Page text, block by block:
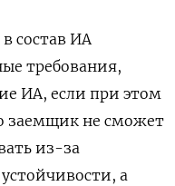
состав ИА
требования,
ИА, если при этом
заемщик не сможет
из-за
а